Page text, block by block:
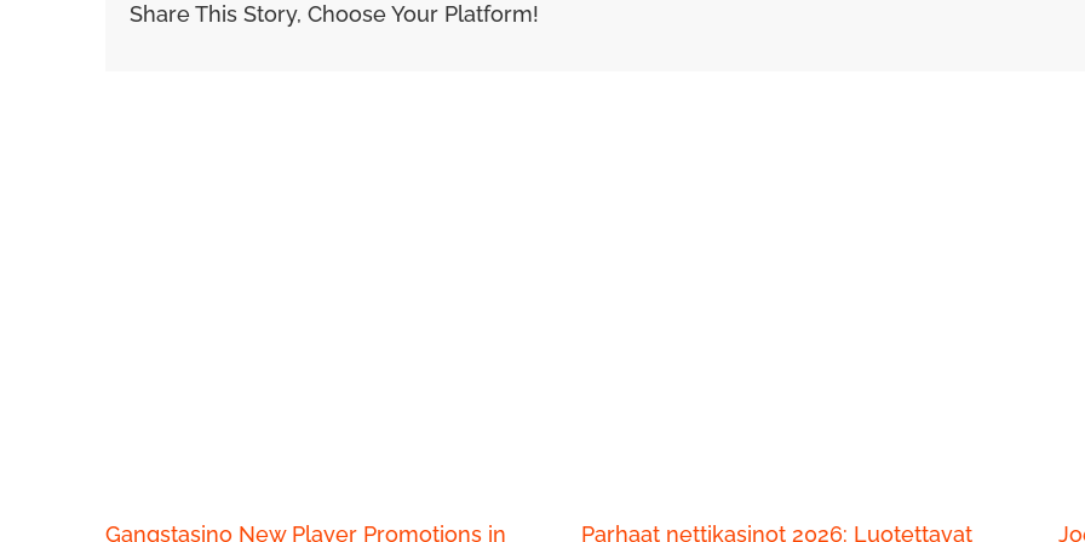
Share This Story, Choose Your Platform!
Gangstasino New Player Promotions in Parhaat nettikasinot 2026: Luotettavat